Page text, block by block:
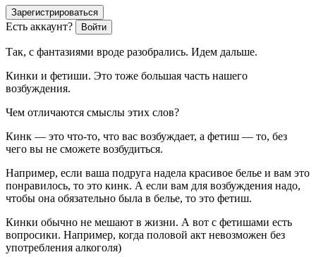
Зарегистрироваться
Есть аккаунт? Войти
Так, с фантазиями вроде разобрались. Идем дальше.
Кинки и фетиши. Это тоже большая часть нашего
возбуждения.
Чем отличаются смыслы этих слов?
Кинк — это что-то, что вас возбуждает, а фетиш — то, без
чего вы не сможете возбудиться.
Например, если ваша подруга надела красивое белье и вам это
понравилось, то это кинк. А если вам для возбуждения надо,
чтобы она обязательно была в белье, то это фетиш.
Кинки обычно не мешают в жизни. А вот с фетишами есть
вопросики. Например, когда половой акт невозможен без
употребления алкоголя)